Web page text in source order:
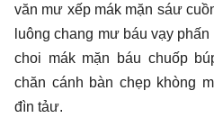
văn mư xếp mák mặn sáư
luông chang mư báu vạy
choi mák mặn báu chuốp
chăn cánh bàn chẹp khòng
đìn tảư.